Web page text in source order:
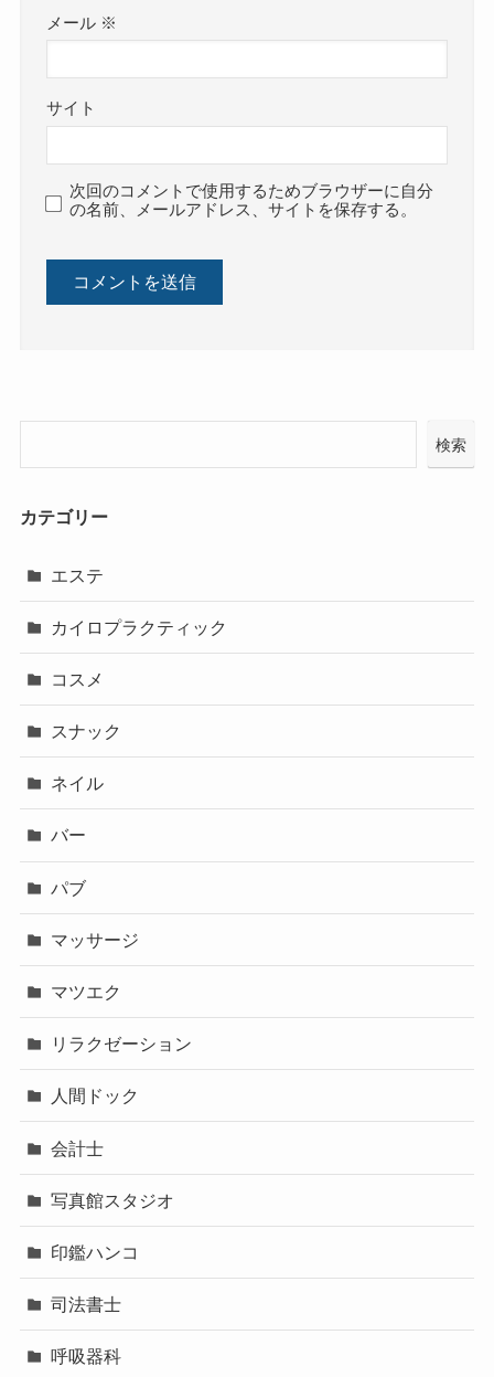
メール ※
サイト
次回のコメントで使用するためブラウザーに自分
の名前、メールアドレス、サイトを保存する。
検索
カテゴリー
エステ
カイロプラクティック
コスメ
スナック
ネイル
バー
パブ
マッサージ
マツエク
リラクゼーション
人間ドック
会計士
写真館スタジオ
印鑑ハンコ
司法書士
呼吸器科